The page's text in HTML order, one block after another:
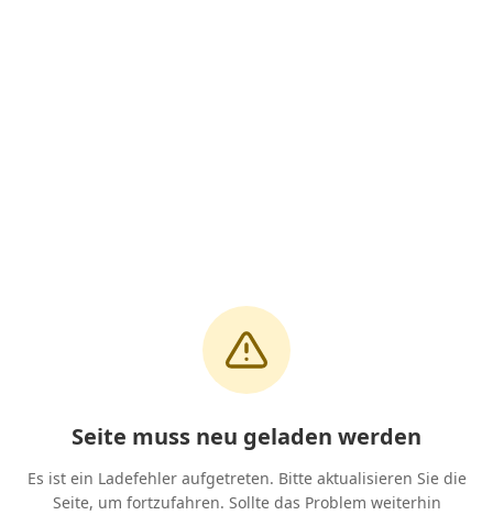
Seite muss neu geladen werden
Es ist ein Ladefehler aufgetreten. Bitte aktualisieren Sie die
Seite, um fortzufahren. Sollte das Problem weiterhin